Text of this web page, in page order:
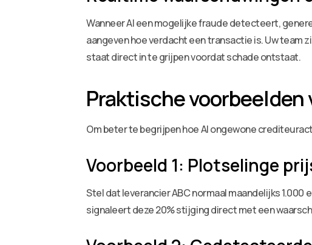
Wanneer AI een mogelijke fraude detecteert,
aangeven hoe verdacht een transactie is. Uw team
staat direct in te grijpen voordat schade ontstaat.
Praktische
Om beter te begrijpen hoe AI ongewone
Voorbeeld 1: Plotselinge
Stel dat leverancier ABC normaal maandelijks
signaleert deze 20% stijging direct met een